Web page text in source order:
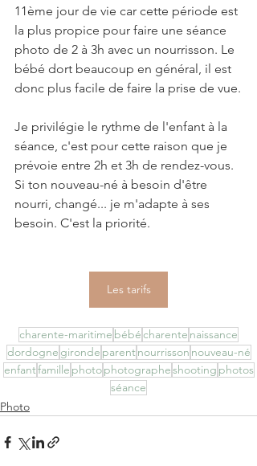
11ème jour de vie car cette période est
la plus propice pour faire une séance
photo de 2 à 3h avec un nourrisson. Le
bébé dort beaucoup en général, il est
donc plus facile de faire la prise de vue.
Je privilégie le rythme de l'enfant à la
séance, c'est pour cette raison que je
prévoie entre 2h et 3h de rendez-vous.
Si ton nouveau-né à besoin d'être
nourri, changé... je m'adapte à ses
besoin. C'est la priorité.
Les tarifs
charente-maritime bébé charente naissance
dordogne gironde parentnourrisson nouveau-né
enfantfamille photophotographeshooting photos
séance
Photo